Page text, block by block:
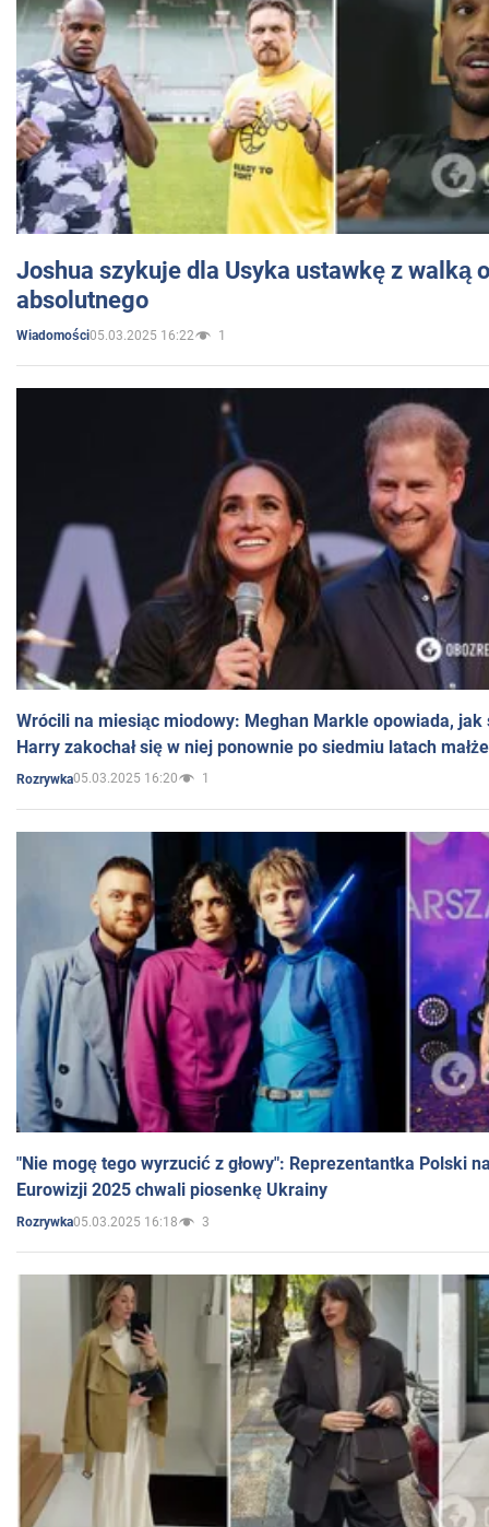
Joshua szykuje dla Usyka ustawkę z walką
absolutnego
Wiadomości05.03.2025 16:22 1
Wrócili na miesiąc miodowy: Meghan Markle opowiada, jak
Harry zakochał się w niej ponownie po siedmiu latach
Rozrywka05.03.2025 16:20 1
"Nie mogę tego wyrzucić z głowy": Reprezentantka Polski
Eurowizji 2025 chwali piosenkę Ukrainy
Rozrywka05.03.2025 16:18 3